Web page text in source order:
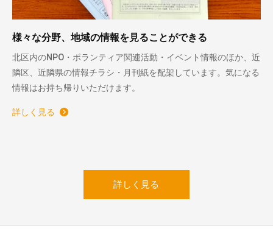
様々な分野、地域の情報を見ることができる
北区内のNPO・ボランティア関連活動・イベント情報のほか、近
隣区、近隣県の情報チラシ・月刊紙を配架しています。気になる
情報はお持ち帰りいただけます。
詳しく見る
詳しく見る